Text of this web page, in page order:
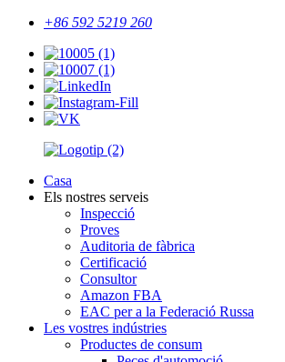
+86 592 5219 260
Casa
Els nostres serveis
Inspecció
Proves
Auditoria de fàbrica
Certificació
Consultor
Amazon FBA
EAC per a la Federació Russa
Les vostres indústries
Productes de consum